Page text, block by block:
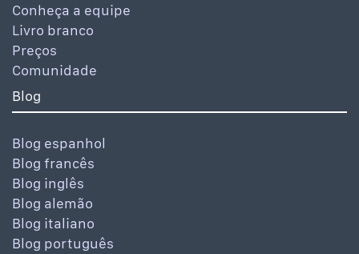
Conheça a equipe
Livro branco
Preços
Comunidade
Blog
Blog espanhol
Blog francês
Blog inglês
Blog alemão
Blog italiano
Blog português